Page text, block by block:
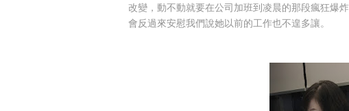
改變，動不動就要在公司加班到凌晨的那段瘋狂爆
會反過來安慰我們說她以前的工作也不遑多讓。